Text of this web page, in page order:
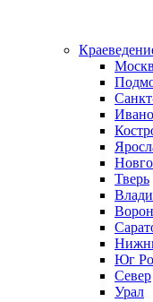
Тверь
Юг
Север
Урал